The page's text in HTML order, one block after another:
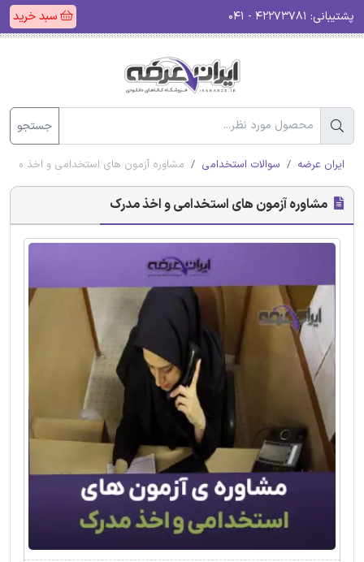
پشتیبانی: سبد خرید
جستجو
ایران عرضه سوالات استخدامی مشاوره آزمون های استخدامی و اخذ مدرک
مشاوره آزمون های استخدامی و اخذ مدرک